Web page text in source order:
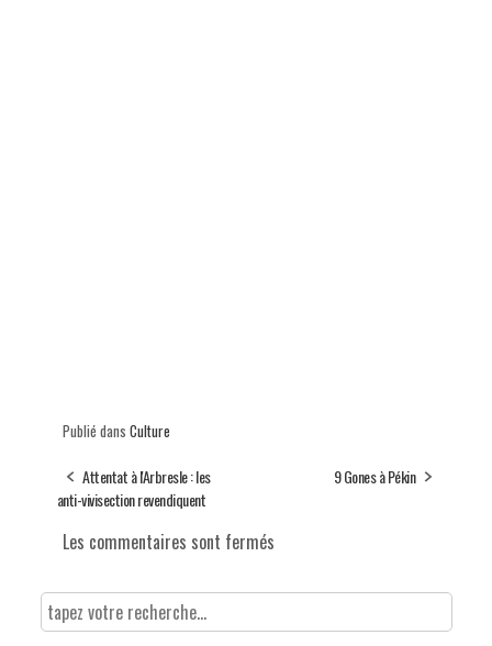
Publié dans Culture
Attentat à l'Arbresle : les
anti-vivisection revendiquent
9 Gones à Pékin
Les commentaires sont fermés